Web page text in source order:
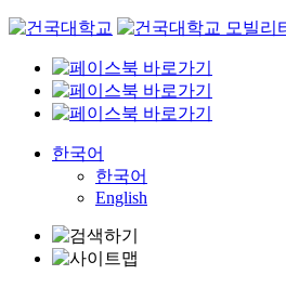
Skip
content
한국어
한국어
English